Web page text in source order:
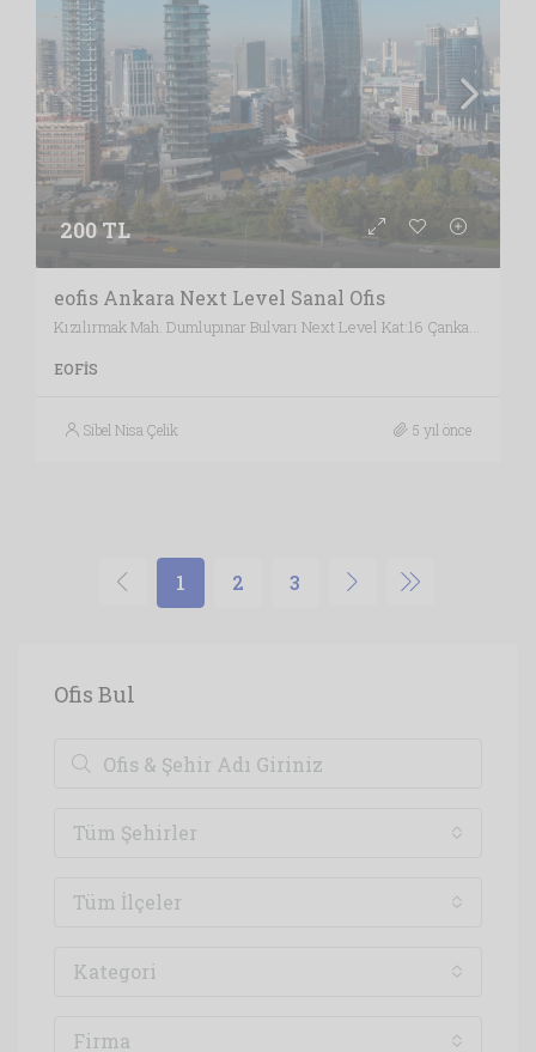
200 TL
eofis Ankara Next Level Sanal Ofis
Kızılırmak Mah. Dumlupınar Bulvarı Next Level Kat:16 Çankaya, Ankara / Türkiye , Vergi Dairesi: BAŞKENT VERGİ DAİRESİ, Ankara
EOFIS
Sibel Nisa Çelik 5 yıl önce
1 2 3
Ofis Bul
Tüm Şehirler
Tüm İlçeler
Kategori
Firma